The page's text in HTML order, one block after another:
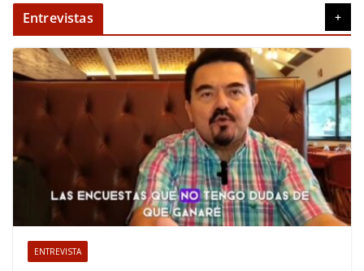
Entrevistas +
ENTREVISTA